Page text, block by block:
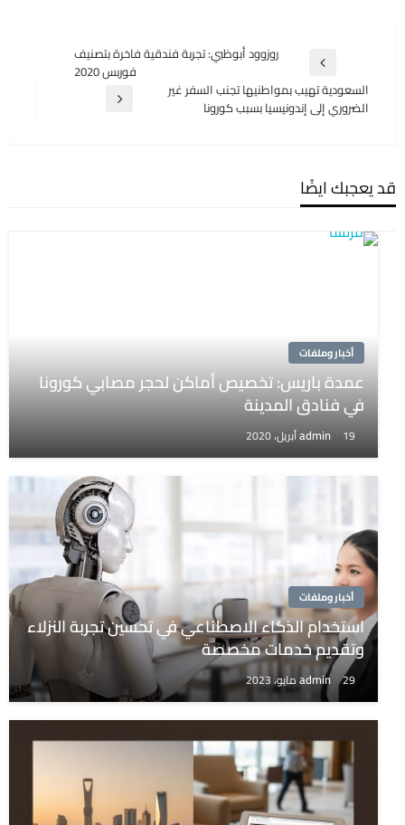
المقالات
المقالة
السابقة
روزوود أبوظبي: تجربة فندقية فاخرة بتصنيف
فوربس 2020
المقالة
السعودية تهيب بمواطنيها تجنب السفر غير
الضروري إلى إندونيسيا بسبب كورونا
قد يعجبك ايضًا
أخبار وملفات
عمدة باريس: تخصيص أماكن لحجر مصابي كورونا
في فنادق المدينة
admin 19 أبريل، 2020
أخبار وملفات
استخدام الذكاء الاصطناعي في تحسين تجربة النزلاء
وتقديم خدمات مخصصة
admin 29 مايو، 2023